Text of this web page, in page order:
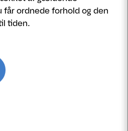
får ordnede forhold og den
tiden.